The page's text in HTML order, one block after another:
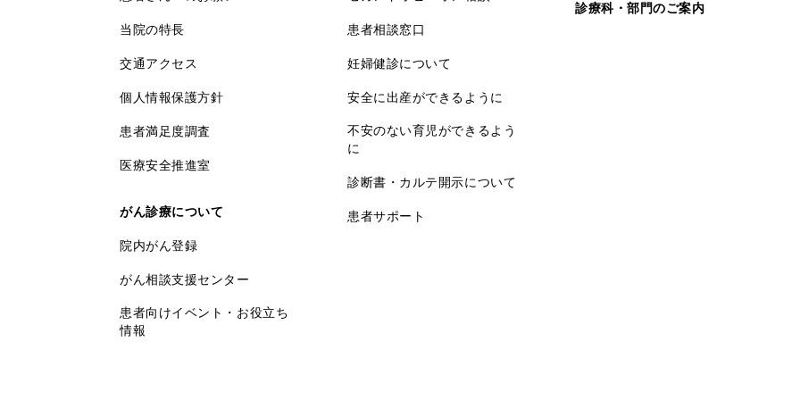
当院の特長
交通アクセス
個人情報保護方針
患者満足度調査
医療安全推進室
がん診療について
院内がん登録
がん相談支援センター
患者向けイベント・お役立ち
情報
患者相談窓口
妊婦健診について
安全に出産ができるように
不安のない育児ができるよう
に
診断書・カルテ開示について
患者サポート
診療科・部門のご案内